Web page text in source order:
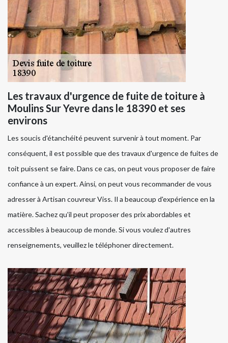
Les travaux d'urgence de fuite de toiture à
Moulins Sur Yevre dans le 18390 et ses
environs
Les soucis d'étanchéité peuvent survenir à tout moment. Par
conséquent, il est possible que des travaux d'urgence de fuites de
toit puissent se faire. Dans ce cas, on peut vous proposer de faire
confiance à un expert. Ainsi, on peut vous recommander de vous
adresser à Artisan couvreur Viss. Il a beaucoup d'expérience en la
matière. Sachez qu'il peut proposer des prix abordables et
accessibles à beaucoup de monde. Si vous voulez d'autres
renseignements, veuillez le téléphoner directement.